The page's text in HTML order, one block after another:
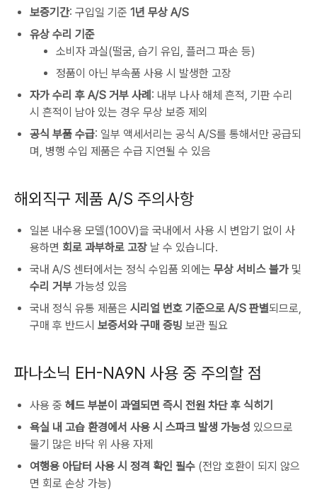
보증기간: 구입일 기준 1년 무상 A/S
유상 수리 기준
소비자 과실(떨굼, 습기 유입, 플러그 파손 등)
정품이 아닌 부속품 사용 시 발생한 고장
자가 수리 후 A/S 거부 사례 : 내부 나사 해체 흔적, 기판 수리
시 흔적이 남아 있는 경우 무상 보증 제외
공식 부품 수급: 일부 액세서리는 공식 A/S를 통해서만 공급되
며, 병행 수입 제품은 수급 지연될 수 있음
해외직구 제품 A/S 주의사항
일본 내수용 모델(100V)을 국내에서 사용 시 변압기 없이 사
용하면 회로 과부하로 고장 날 수 있습니다.
국내 A/S 센터에서는 정식 수입품 외에는 무상 서비스 불가 및
수리 거부 가능성 있음
국내 정식 유통 제품은 시리얼 번호 기준으로 A/S 판별되므로,
구매 후 반드시 보증서와 구매 증빙 보관 필요
파나소닉 EH-NA9N 사용 중 주의할 점
사용 중 헤드 부분이 과열되면 즉시 전원 차단 후 식히기
욕실 내 고습 환경에서 사용 시 스파크 발생 가능성 있으므로
물기 많은 바닥 위 사용 자제
여행용 아답터 사용 시 정격 확인 필수 (전압 호환이 되지 않으
면 회로 손상 가능)